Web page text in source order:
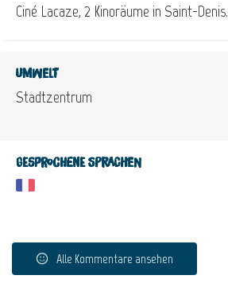
Ciné Lacaze, 2 Kinoräume in Saint-Denis.
Umwelt
Stadtzentrum
Gesprochene Sprachen
Alle Kommentare ansehen